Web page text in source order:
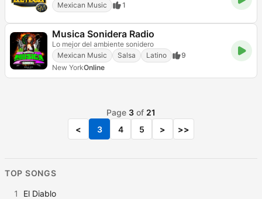
Mexican Music 1
Musica Sonidera Radio
Lo mejor del ambiente sonidero
Mexican Music
Salsa Latino
9
New YorkOnline
Page 3 of 21
<
3 4 5 > >>
TOP SONGS
1 El Diablo